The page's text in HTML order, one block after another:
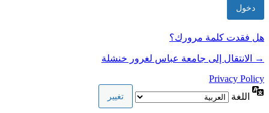
هل فقدت كلمة مرورك؟
→ الانتقال إلى جامعة عباس لغرور خنشلة
Privacy Policy
اللغة